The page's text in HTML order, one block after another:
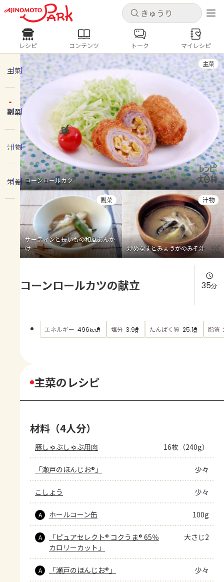
キャンセル
ログインするとレシピを保存できます
ログイン 新規登録
ホーム
コンテンツ
レシピ
トーク
よくあるお問い合わせ
お買い物
AJINOMOTO PARK とは
キャンセル
レシピ コンテンツ
人気の食材・レシピ
きゅうり なす トマト
とうもろこし
ピーマン
みょうが ゴーヤ
レシピ コンテンツ トーク マイレシピ
主菜
副菜
汁物
栄養 コーンロールカツ
主菜
サーディンと長いもの和風あんか
け
副菜
炒めなすとみょうがのみそ汁
汁物
コーンロールカツの献立 35分
エネルギー 496kcal 塩分 3.9g たんぱく質 25.1g 脂質
主菜のレシピ
材料（4人分）
豚しゃぶしゃぶ用肉 16枚（240g）
「瀬戸のほんじお®」 少々
こしょう 少々
A ホールコーン缶 100g
A
「ピュアセレクト® コクうま® 65％
カロリーカット」
大さじ2
A 「瀬戸のほんじお®」 少々